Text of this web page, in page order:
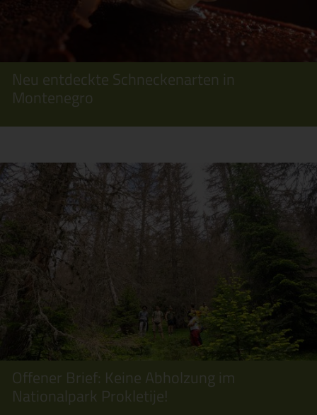
Neu entdeckte Schneckenarten in
Montenegro
Offener Brief: Keine Abholzung im
Nationalpark Prokletije!